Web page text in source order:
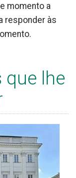
momento a
responder às
que lhe